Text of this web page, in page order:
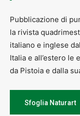
Pubblicazione di
la rivista
italiano e inglese
Italia e all’estero
da Pistoia e dalla
Sfoglia Naturart